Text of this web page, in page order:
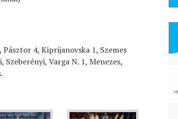
4, Kiprijanovska 1, Szemes
Varga N. 1, Menezes,